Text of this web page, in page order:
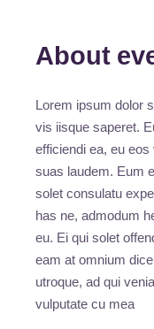
About
Lorem ipsum dolor
vis iisque saperet.
efficiendi ea, eu
suas laudem. Eum
solet consulatu
has ne, admodum
eu. Ei qui solet
eam at omnium
utroque, ad qui
vulputate cu mea